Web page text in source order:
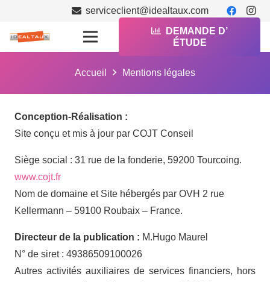
serviceclient@idealtaux.com
DEMANDE D’
ÉTUDE
Accueil Mentions légales
Conception-Réalisation :
Site conçu et mis à jour par COJT Conseil
Siège social : 31 rue de la fonderie, 59200 Tourcoing.
www.cojt.fr
Nom de domaine et Site hébergés par OVH 2 rue
Kellermann – 59100 Roubaix – France.
Directeur de la publication : M.Hugo Maurel
N° de siret : 49386509100026
Autres activités auxiliaires de services financiers, hors